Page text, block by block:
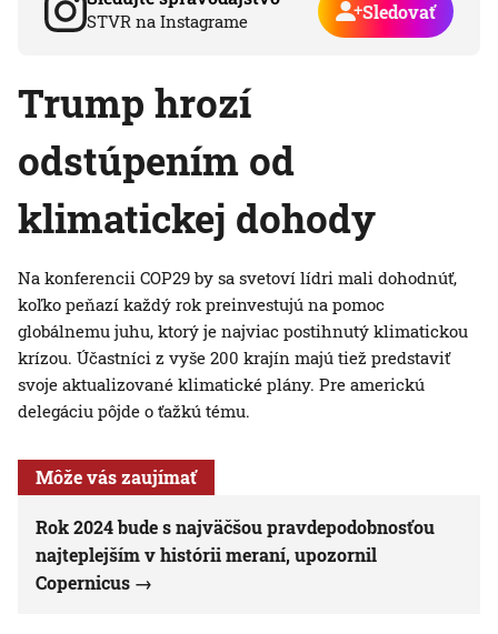
STVR na Instagrame Sledovať
Trump hrozí
odstúpením od
klimatickej dohody
Na konferencii COP29 by sa svetoví lídri mali dohodnúť,
koľko peňazí každý rok preinvestujú na pomoc
globálnemu juhu, ktorý je najviac postihnutý klimatickou
krízou. Účastníci z vyše 200 krajín majú tiež predstaviť
svoje aktualizované klimatické plány. Pre americkú
delegáciu pôjde o ťažkú tému.
Môže vás zaujímať
Rok 2024 bude s najväčšou pravdepodobnosťou
najteplejším v histórii meraní, upozornil
Copernicus